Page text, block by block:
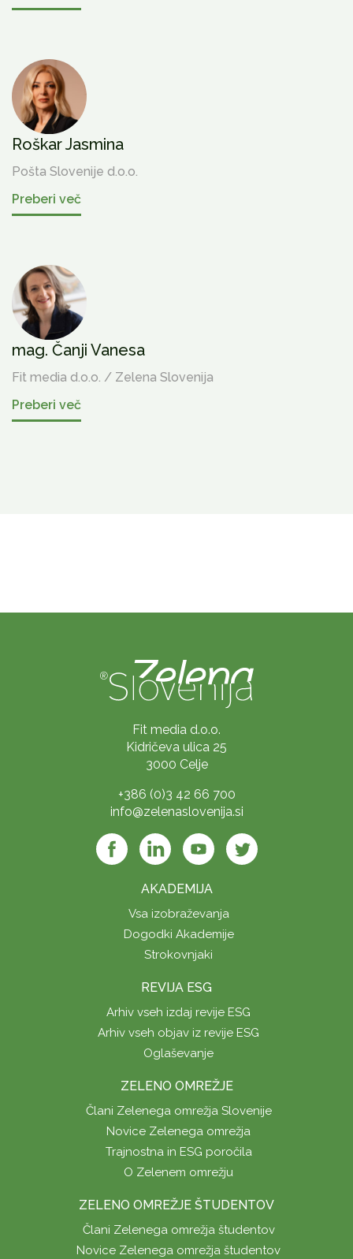
Roškar Jasmina
Pošta Slovenije d.o.o.
Preberi več
mag. Čanji Vanesa
Fit media d.o.o. / Zelena Slovenija
Preberi več
Fit media d.o.o.
Kidričeva ulica 25
3000 Celje
+386 (0)3 42 66 700
info@zelenaslovenija.si
AKADEMIJA
Vsa izobraževanja
Dogodki Akademije
Strokovnjaki
REVIJA ESG
Arhiv vseh izdaj revije ESG
Arhiv vseh objav iz revije ESG
Oglaševanje
ZELENO OMREŽJE
Člani Zelenega omrežja Slovenije
Novice Zelenega omrežja
Trajnostna in ESG poročila
O Zelenem omrežju
ZELENO OMREŽJE ŠTUDENTOV
Člani Zelenega omrežja študentov
Novice Zelenega omrežja študentov